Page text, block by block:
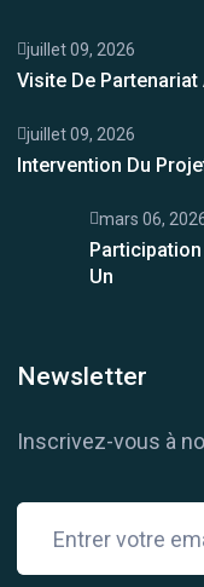
juillet 09, 2026
Visite De Partenariat
juillet 09, 2026
Intervention Du
mars 06,
Un
Newsletter
Inscrivez-vous à